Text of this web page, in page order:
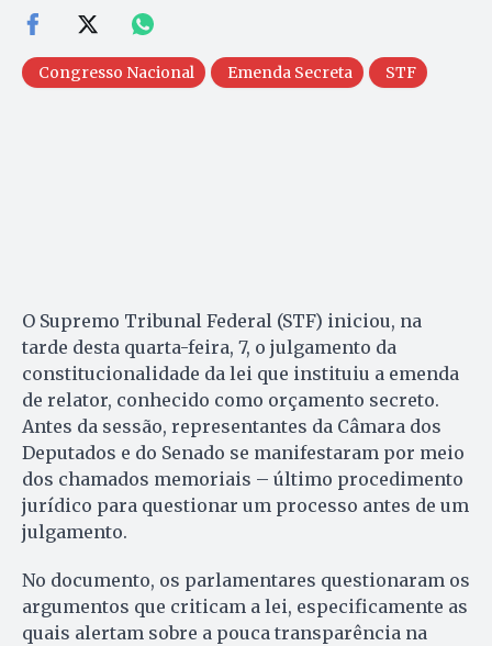
Congresso Nacional Emenda Secreta STF
O Supremo Tribunal Federal (STF) iniciou, na
tarde desta quarta-feira, 7, o julgamento da
constitucionalidade da lei que instituiu a emenda
de relator, conhecido como orçamento secreto.
Antes da sessão, representantes da Câmara dos
Deputados e do Senado se manifestaram por meio
dos chamados memoriais – último procedimento
jurídico para questionar um processo antes de um
julgamento.
No documento, os parlamentares questionaram os
argumentos que criticam a lei, especificamente as
quais alertam sobre a pouca transparência na